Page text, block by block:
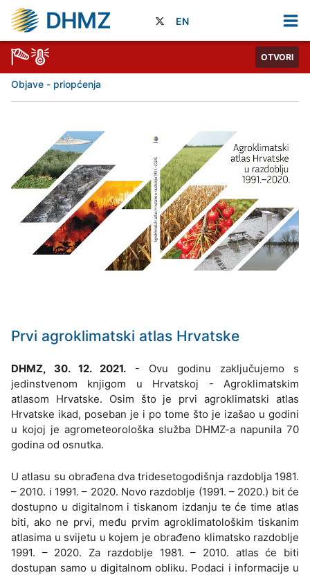
DHMZ EN
OTVORI
Objave - priopćenja
Prvi agroklimatski atlas Hrvatske
DHMZ, 30. 12. 2021. - Ovu godinu zaključujemo s
jedinstvenom knjigom u Hrvatskoj - Agroklimatskim
atlasom Hrvatske. Osim što je prvi agroklimatski atlas
Hrvatske ikad, poseban je i po tome što je izašao u godini
u kojoj je agrometeorološka služba DHMZ-a napunila 70
godina od osnutka.
U atlasu su obrađena dva tridesetogodišnja razdoblja 1981.
– 2010. i 1991. – 2020. Novo razdoblje (1991. – 2020.) bit će
dostupno u digitalnom i tiskanom izdanju te će time atlas
biti, ako ne prvi, među prvim agroklimatološkim tiskanim
atlasima u svijetu u kojem je obrađeno klimatsko razdoblje
1991. – 2020. Za razdoblje 1981. – 2010. atlas će biti
dostupan samo u digitalnom obliku. Podaci i informacije u